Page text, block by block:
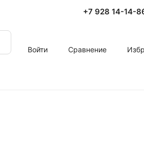
+7 928 14-14-
Войти Сравнение